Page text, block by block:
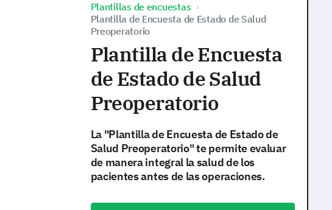
Plantillas de encuestas
Plantilla de Encuesta de Estado de Salud
Preoperatorio
Plantilla de Encuesta
de Estado de Salud
Preoperatorio
La "Plantilla de Encuesta de Estado de
Salud Preoperatorio" te permite evaluar
de manera integral la salud de los
pacientes antes de las operaciones.